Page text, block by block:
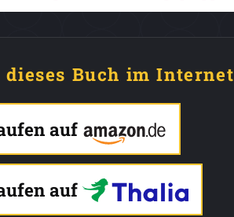
dieses Buch im Internet
auf
auf